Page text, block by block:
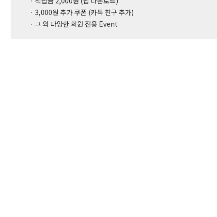
· 3,000원 추가 쿠폰 (카톡 친구 추가)
· 그 외 다양한 회원 전용 Event